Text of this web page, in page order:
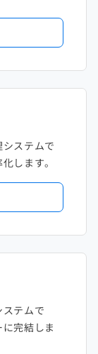
ステムで
します。
テムで
完結しま